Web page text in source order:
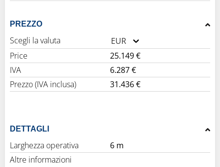
PREZZO
Scegli la valuta
EUR
Price
25.149 €
IVA
6.287 €
Prezzo (IVA inclusa)
31.436 €
DETTAGLI
Larghezza operativa
6 m
Altre informazioni